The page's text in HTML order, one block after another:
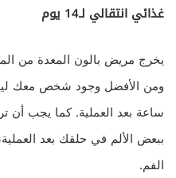
غذائي انتقالي لـ14 يوم
يخرج مريض بالون المعدة من
ببعض الألم في حلقك بعد
الفم.